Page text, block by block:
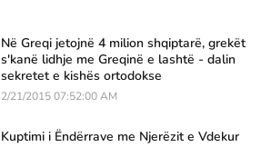
Në Greqi jetojnë 4 milion shqiptarë, grekët
s'kanë lidhje me Greqinë e lashtë - dalin
sekretet e kishës ortodokse
2/21/2015 07:52:00 AM
Kuptimi i Ëndërrave me Njerëzit e Vdekur